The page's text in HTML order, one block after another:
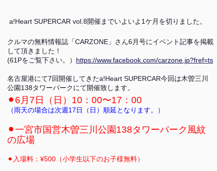
a!Heart SUPERCAR vol.8開催までいよいよ1ケ月を切りました。
クルマの無料情報誌「CARZONE」さん6月号にイベント記事を掲載
して頂きました！
(61Pをご覧下さい。） https://www.facebook.com/carzone.jp?fref=ts
名古屋港にて7回開催してきたa!Heart SUPERCAR今回は木曽三川
公園138タワーパークにて開催致します。
⚫︎6月7日（日）10：00〜17：00
（雨天の場合は次週17日（日）順延となります。）
⚫︎一宮市国営木曽三川公園138タワーパーク風紋
の広場
⚫︎入場料：¥500（小学生以下のお子様無料）